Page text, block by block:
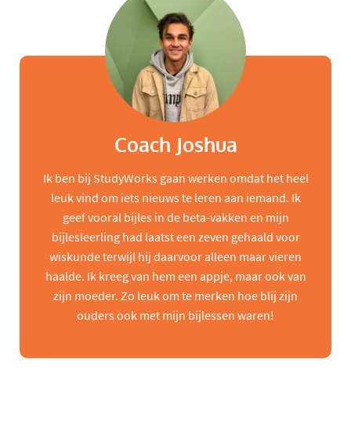
Coach Joshua
Ik ben bij StudyWorks gaan werken omdat het heel
leuk vind om iets nieuws te leren aan iemand. Ik
geef vooral bijles in de beta-vakken en mijn
bijlesleerling had laatst een zeven gehaald voor
wiskunde terwijl hij daarvoor alleen maar vieren
haalde. Ik kreeg van hem een appje, maar ook van
zijn moeder. Zo leuk om te merken hoe blij zijn
ouders ook met mijn bijlessen waren!